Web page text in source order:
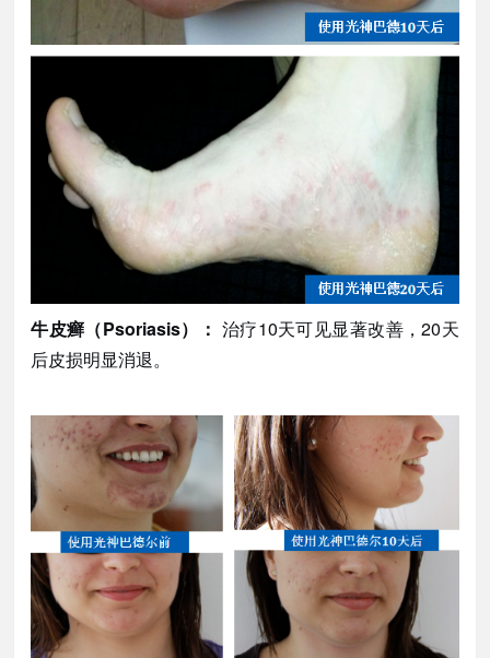
牛皮癣（Psoriasis）： 治疗10天可见显著改善，20天
后皮损明显消退。